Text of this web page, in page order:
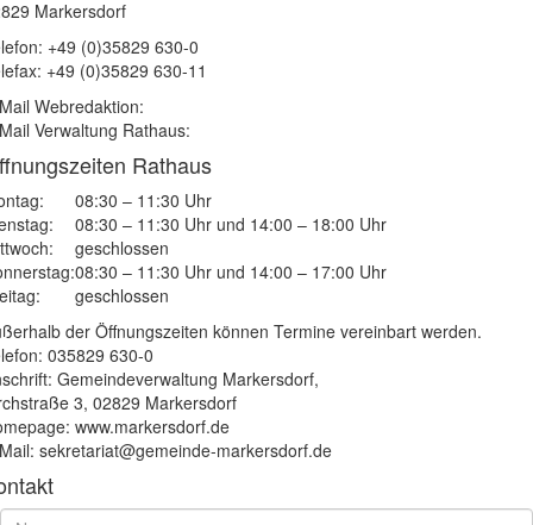
Markersdorf
+49 (0)35829 630-0
+49 (0)35829 630-11
Webredaktion:
Verwaltung Rathaus:
Rathaus
08:30 – 11:30 Uhr
08:30 – 11:30 Uhr und 14:00 – 18:00 Uhr
geschlossen
08:30 – 11:30 Uhr und 14:00 – 17:00 Uhr
geschlossen
der Öffnungszeiten können Termine vereinbart werden.
035829 630-0
Gemeindeverwaltung Markersdorf,
3, 02829 Markersdorf
www.markersdorf.de
sekretariat@gemeinde-markersdorf.de